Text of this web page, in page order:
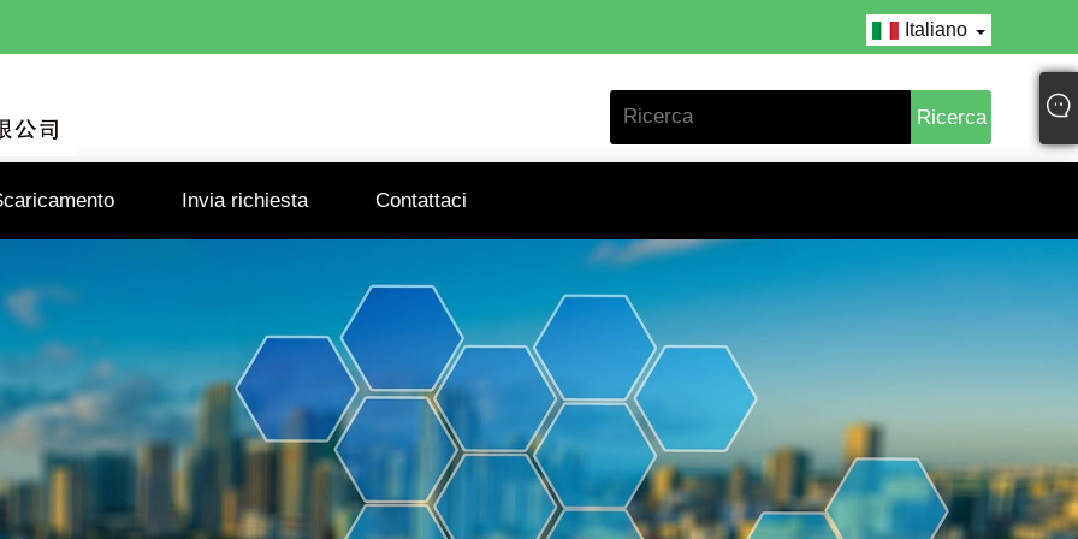
Italiano
Invia richiesta Contattaci